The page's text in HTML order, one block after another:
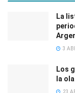
La
3
Los
la
23